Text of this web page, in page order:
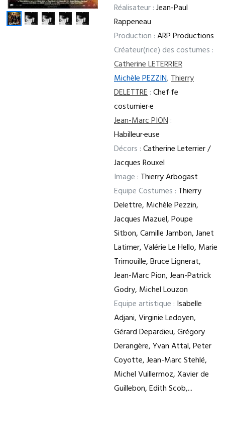
Réalisateur :Jean-Paul
Rappeneau
Production :ARP Productions
Créateur(rice) des costumes :
Catherine LETERRIER
Michèle PEZZIN,Thierry
DELETTRE:Chef·fe
costumier·e
Jean-Marc PION:
Habilleur·euse
Décors :Catherine Leterrier /
Jacques Rouxel
Image : Thierry Arbogast
Equipe Costumes : Thierry
Delettre, Michèle Pezzin,
Jacques Mazuel, Poupe
Sitbon, Camille Jambon, Janet
Latimer, Valérie Le Hello, Marie
Trimouille, Bruce Lignerat,
Jean-Marc Pion, Jean-Patrick
Godry, Michel Louzon
Equipe artistique : Isabelle
Adjani, Virginie Ledoyen,
Gérard Depardieu, Grégory
Derangère, Yvan Attal, Peter
Coyotte, Jean-Marc Stehlé,
Michel Vuillermoz, Xavier de
Guillebon, Edith Scob,...